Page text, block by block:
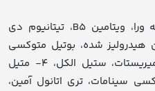
آلانتوئین، ویتامین E، عصاره آلوئه ورا، ویتامین B۵، تیتانیوم دی
هیدرولیز شده، بوتیل متوکسی
دی بنزوئیل متان، ایزو پروپیل میریستات، ستیل الکل، ۴- متیل
سینامات، تری اتانول آمین،